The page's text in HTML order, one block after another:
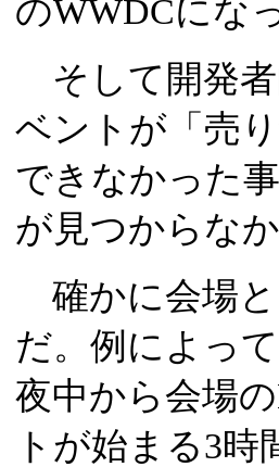
のWWDCにな
そして開発者
ベントが「売
できなかった
が見つからな
確かに会場と
だ。例によっ
夜中から会場
トが始まる3時